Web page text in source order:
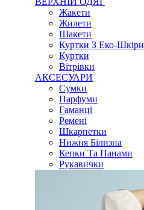
Жакети
Жилети
Шакети
Куртки З Еко-Шкіри
Куртки
Вітрівки
АКСЕСУАРИ
Сумки
Парфуми
Гаманці
Ремені
Шкарпетки
Нижня Білизна
Кепки Та Панами
Рукавички